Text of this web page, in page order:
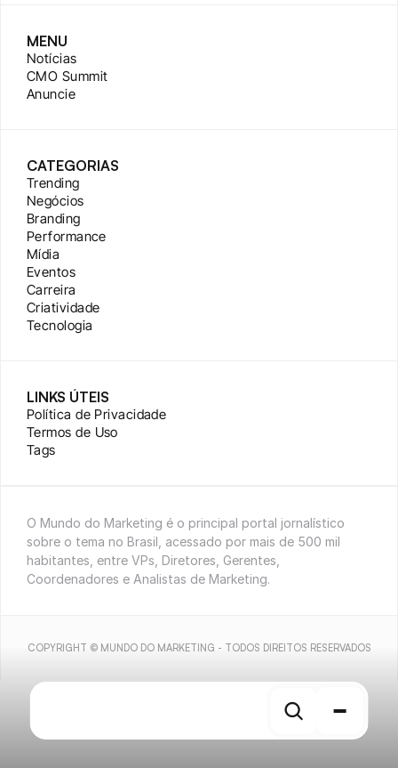
MENU
Notícias
CMO Summit
Anuncie
CATEGORIAS
Trending
Negócios
Branding
Performance
Mídia
Eventos
Carreira
Criatividade
Tecnologia
LINKS ÚTEIS
Política de Privacidade
Termos de Uso
Tags
O Mundo do Marketing é o principal portal jornalístico
sobre o tema no Brasil, acessado por mais de 500 mil
habitantes, entre VPs, Diretores, Gerentes,
Coordenadores e Analistas de Marketing.
COPYRIGHT © MUNDO DO MARKETING - TODOS DIREITOS RESERVADOS